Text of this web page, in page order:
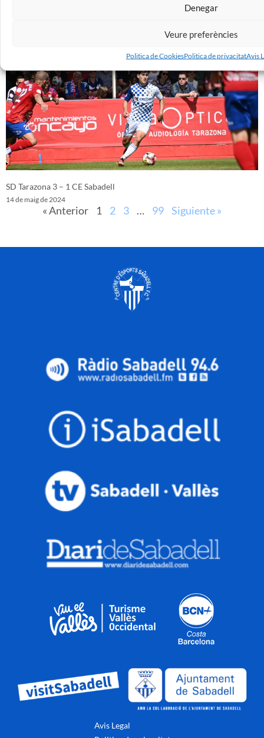
Denegar
Veure preferències
Politica de CookiesPolitica de privacitatAvis
SD Tarazona 3 – 1 CE Sabadell
14 de maig de 2024
« Anterior 1 2 3 … 99 Siguiente »
Avis Legal